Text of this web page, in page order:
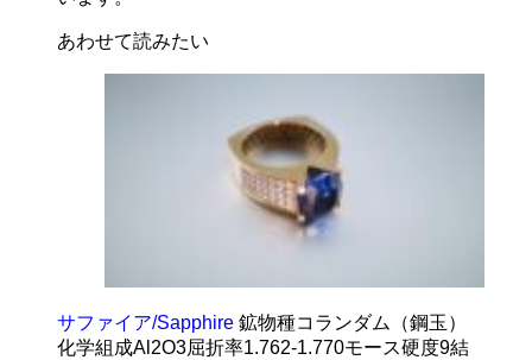
あわせて読みたい
サファイア/Sapphire 鉱物種コランダム（鋼玉）
化学組成Al2O3屈折率1.762-1.770モース硬度9結